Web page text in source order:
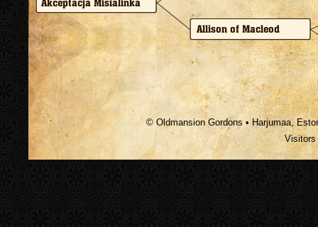
© Oldmansion Gordons • Harjumaa,
Visitors